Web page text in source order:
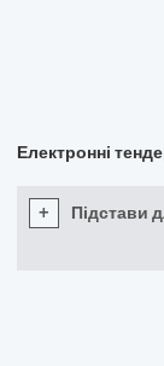
Електронні
+ Підстави